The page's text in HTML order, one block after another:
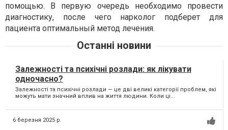
помощью. В первую очередь необходимо провести
диагностику, после чего нарколог подберет для
пациента оптимальный метод лечения.
Останні новини
Залежності та психічні розлади: як лікувати
одночасно?
Залежності та психічні розлади — це дві великі категорії проблем, які
можуть мати значний вплив на життя людини. Коли ці...
6 березня 2025 р.